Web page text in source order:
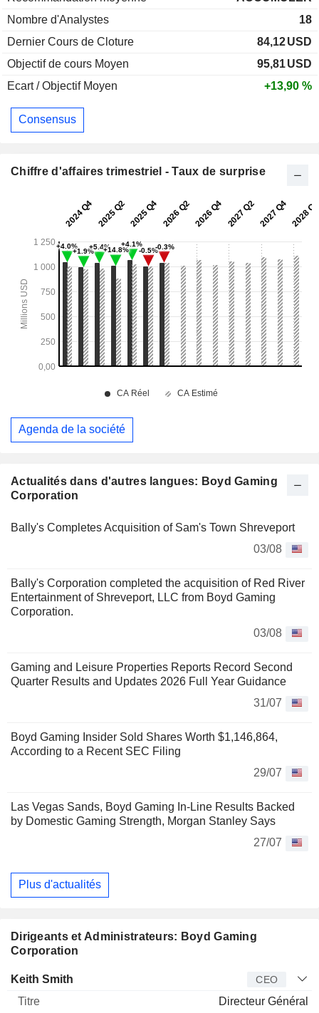
Actualités dans d'autres langues: Boyd Gaming
Corporation
Bally's Completes Acquisition of Sam's Town Shreveport
03/08
Bally's Corporation completed the acquisition of Red River
Entertainment of Shreveport, LLC from Boyd Gaming
Corporation.
03/08
Gaming and Leisure Properties Reports Record Second
Quarter Results and Updates 2026 Full Year Guidance
31/07
Boyd Gaming Insider Sold Shares Worth $1,146,864,
According to a Recent SEC Filing
29/07
Las Vegas Sands, Boyd Gaming In-Line Results Backed
by Domestic Gaming Strength, Morgan Stanley Says
27/07
Plus d'actualités
Dirigeants et Administrateurs: Boyd Gaming
Corporation
Dirigeant Titre
Keith Smith CEO
Directeur Général
Nombre d'Analystes
18
Dernier Cours de Cloture
84,12USD
Objectif de cours Moyen
95,81USD
Ecart / Objectif Moyen
+13,90 %
Consensus
Chiffre d'affaires trimestriel - Taux de surprise
Agenda de la société